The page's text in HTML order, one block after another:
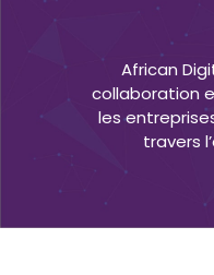
African
collaboration
les
travers